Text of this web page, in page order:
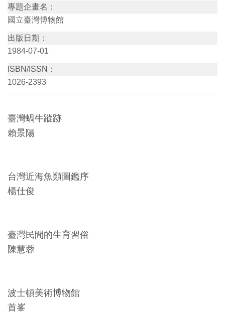
覽
資
訊
教
育
動
文
創
藏
研
便
民
專題企畫名：
國立臺灣博物館
出版日期：
1984-07-01
ISBN/ISSN：
1026-2393
臺灣蝸牛蹤跡
賴景陽
台灣近海魚類圖鑑序
楊仕俊
臺灣民間的生育習俗
陳慧蓉
波士頓美術博物館
首峯